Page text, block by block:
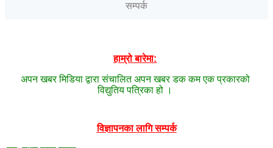
सम्पर्क
हाम्रो बारेमा:
अपन खबर मिडिया द्वारा संचालित अपन खबर डक कम एक प्रकारको
विद्युतिय पत्रिका हो ।
विज्ञापनका लागि सम्पर्क